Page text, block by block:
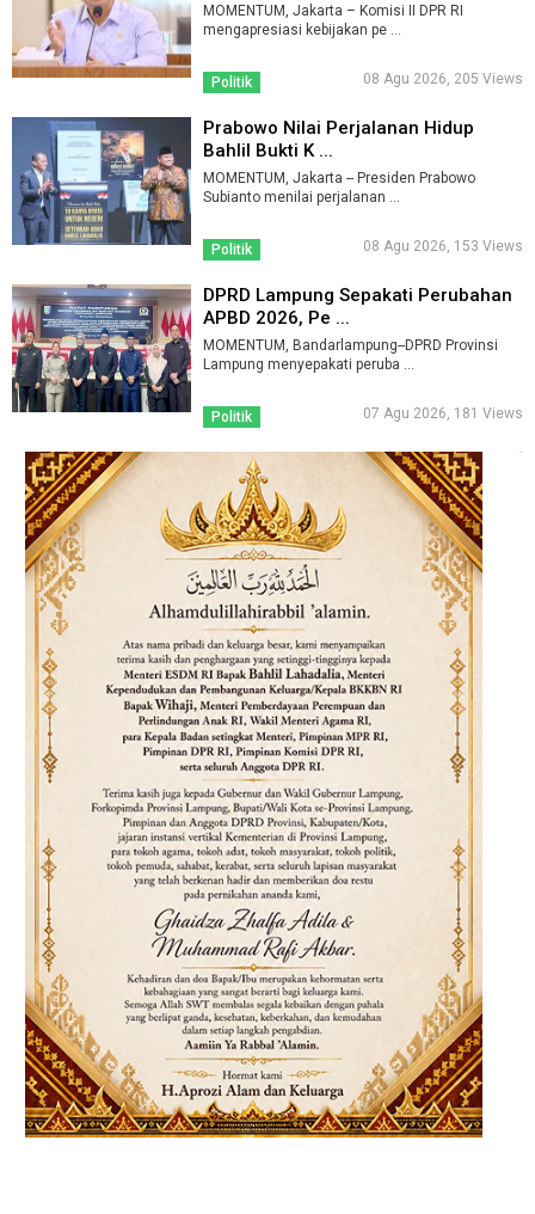
MOMENTUM, Jakarta – Komisi II DPR RI
mengapresiasi kebijakan pe ...
Politik 08 Agu 2026, 205 Views
Prabowo Nilai Perjalanan Hidup
Bahlil Bukti K ...
MOMENTUM, Jakarta -- Presiden Prabowo
Subianto menilai perjalanan ...
Politik 08 Agu 2026, 153 Views
DPRD Lampung Sepakati Perubahan
APBD 2026, Pe ...
MOMENTUM, Bandarlampung--DPRD Provinsi
Lampung menyepakati peruba ...
Politik 07 Agu 2026, 181 Views